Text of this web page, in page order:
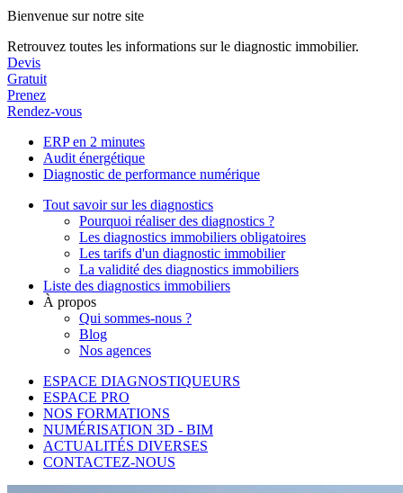
Bienvenue sur notre site
Retrouvez toutes les informations sur le diagnostic immobilier.
Devis
Gratuit
Prenez
Rendez-vous
ERP en 2 minutes
Audit énergétique
Diagnostic de performance numérique
Tout savoir sur les diagnostics
Pourquoi réaliser des diagnostics ?
Les diagnostics immobiliers obligatoires
Les tarifs d'un diagnostic immobilier
La validité des diagnostics immobiliers
Liste des diagnostics immobiliers
À propos
Qui sommes-nous ?
Blog
Nos agences
ESPACE DIAGNOSTIQUEURS
ESPACE PRO
NOS FORMATIONS
NUMÉRISATION 3D - BIM
ACTUALITÉS DIVERSES
CONTACTEZ-NOUS